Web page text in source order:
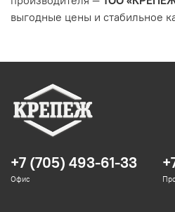
выгодные цены и стабильное
+7 (705) 493-61-33
Офис